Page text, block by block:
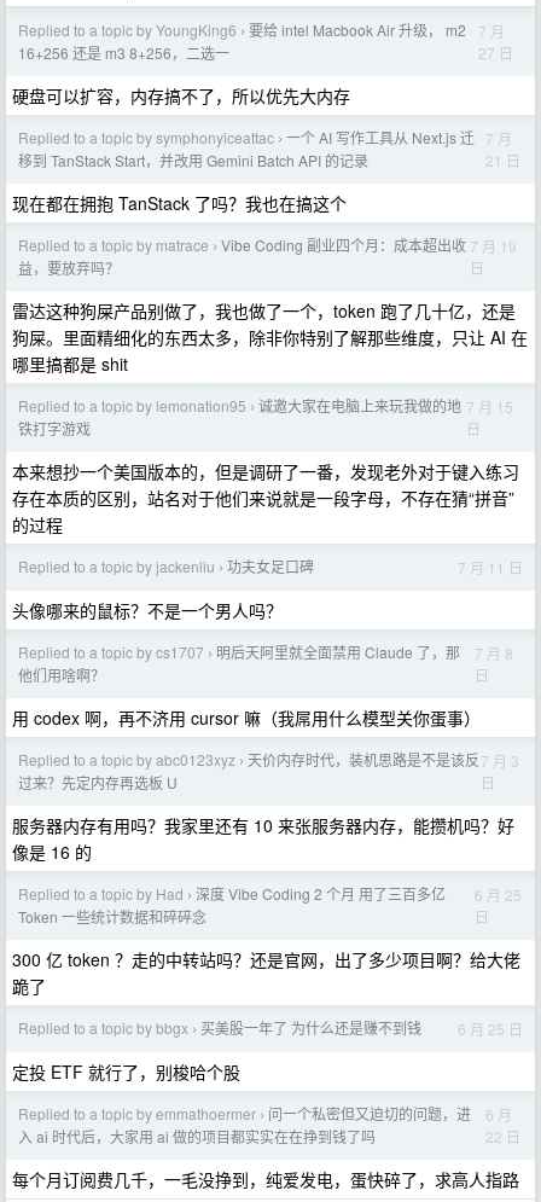
Replied to a topic by YoungKing6 › 要给 intel Macbook Air 升级， m2
16+256 还是 m3 8+256，二选一
7 月
27 日
硬盘可以扩容，内存搞不了，所以优先大内存
Replied to a topic by symphonyiceattac › 一个 AI 写作工具从 Next.js 迁
移到 TanStack Start，并改用 Gemini Batch API 的记录
7 月
21 日
现在都在拥抱 TanStack 了吗？我也在搞这个
Replied to a topic by matrace › Vibe Coding 副业四个月：成本超出收
益，要放弃吗？
7 月 19
日
雷达这种狗屎产品别做了，我也做了一个，token 跑了几十亿，还是
狗屎。里面精细化的东西太多，除非你特别了解那些维度，只让 AI 在
哪里搞都是 shit
Replied to a topic by lemonation95 › 诚邀大家在电脑上来玩我做的地
铁打字游戏
7 月 15
日
本来想抄一个美国版本的，但是调研了一番，发现老外对于键入练习
存在本质的区别，站名对于他们来说就是一段字母，不存在猜“拼音”
的过程
Replied to a topic by jackenliu › 功夫女足口碑 7 月 11 日
头像哪来的鼠标？不是一个男人吗？
Replied to a topic by cs1707 › 明后天阿里就全面禁用 Claude 了，那
他们用啥啊？
7 月 8
日
用 codex 啊，再不济用 cursor 嘛（我屌用什么模型关你蛋事）
Replied to a topic by abc0123xyz › 天价内存时代，装机思路是不是该反
过来？先定内存再选板 U
7 月 3
日
服务器内存有用吗？我家里还有 10 来张服务器内存，能攒机吗？好
像是 16 的
Replied to a topic by Had › 深度 Vibe Coding 2 个月 用了三百多亿
Token 一些统计数据和碎碎念
6 月 25
日
300 亿 token ？走的中转站吗？还是官网，出了多少项目啊？给大佬
跪了
Replied to a topic by bbgx › 买美股一年了 为什么还是赚不到钱 6 月 25 日
定投 ETF 就行了，别梭哈个股
Replied to a topic by emmathoermer › 问一个私密但又迫切的问题，进
入 ai 时代后，大家用 ai 做的项目都实实在在挣到钱了吗
6 月
22 日
每个月订阅费几千，一毛没挣到，纯爱发电，蛋快碎了，求高人指路